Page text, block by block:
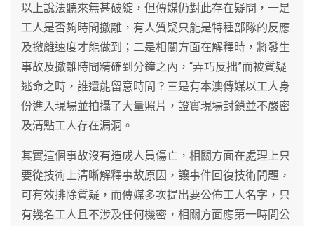
以上說法聽來無甚破綻，但傳媒仍對此存在疑問，一是
工人是否夠時間撤離，有人質疑只能是特種部隊的反應
及撤離速度才能做到；二是相關方面在解釋時，將發生
事故及撤離時間精確到分鐘之內，“弄巧反拙”而被質疑
逃命之時，誰還能留意時間？三是有本澳傳媒以工人身
份進入現場並拍攝了大量照片，證實現場封鎖並不嚴密
及清點工人存在漏洞。
其實這個事故沒有造成人員傷亡，相關方面在處理上只
要從技術上清晰解釋事故原因，讓事件回復技術問題，
可有效排除質疑，而傳媒多次提出要公佈工人名字，只
有幾名工人且不涉及任何機密，相關方面應第一時間公